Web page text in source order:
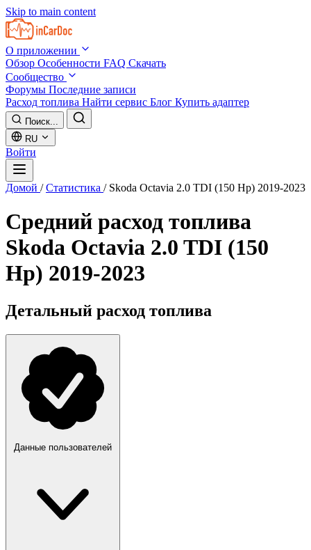
Skip to main content
О приложении
Обзор Особенности FAQ Скачать
Сообщество
Форумы Последние записи
Расход топлива Найти сервис Блог Купить адаптер
Поиск...
RU
Войти
Домой / Статистика / Skoda Octavia 2.0 TDI (150 Hp) 2019-2023
Средний расход топлива
Skoda Octavia 2.0 TDI (150
Hp) 2019-2023
Детальный расход топлива
Данные пользователей